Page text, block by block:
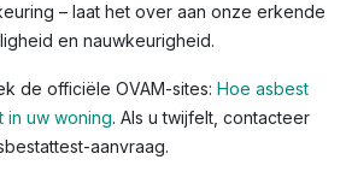
– laat het over aan onze erkende
en nauwkeurigheid.
de officiële OVAM-sites: Hoe asbest
in uw woning. Als u twijfelt, contacteer
aanvraag.